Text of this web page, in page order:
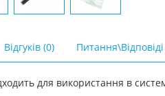
Відгуків (0)
для використання в